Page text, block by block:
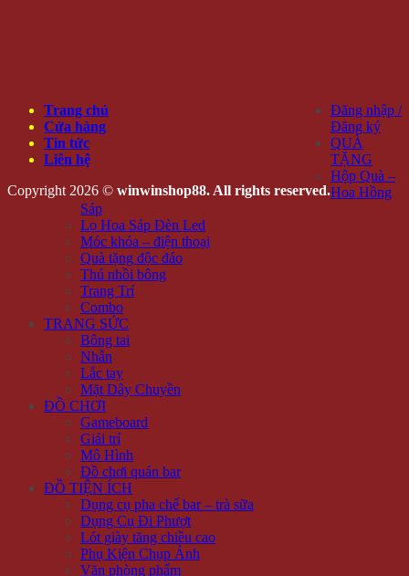
Trang chủ
Cửa hàng
Tin tức
Liên hệ
Copyright 2026 © winwinshop88. All rights reserved.
Đăng nhập /
Đăng ký
QUÀ
TẶNG
Hộp Quà –
Hoa Hồng
Sáp
Lọ Hoa Sáp Đèn Led
Móc khóa – điện thoại
Quà tặng độc đáo
Thú nhồi bông
Trang Trí
Combo
TRANG SỨC
Bông tai
Nhẫn
Lắc tay
Mặt Dây Chuyền
ĐỒ CHƠI
Gameboard
Giải trí
Mô Hình
Đồ chơi quán bar
ĐỒ TIỆN ÍCH
Dụng cụ pha chế bar – trà sữa
Dụng Cụ Đi Phượt
Lót giày tăng chiều cao
Phụ Kiện Chụp Ảnh
Văn phòng phẩm